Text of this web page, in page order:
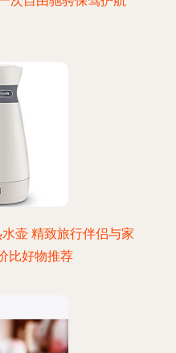
壶 精致旅行伴侣与家
比好物推荐